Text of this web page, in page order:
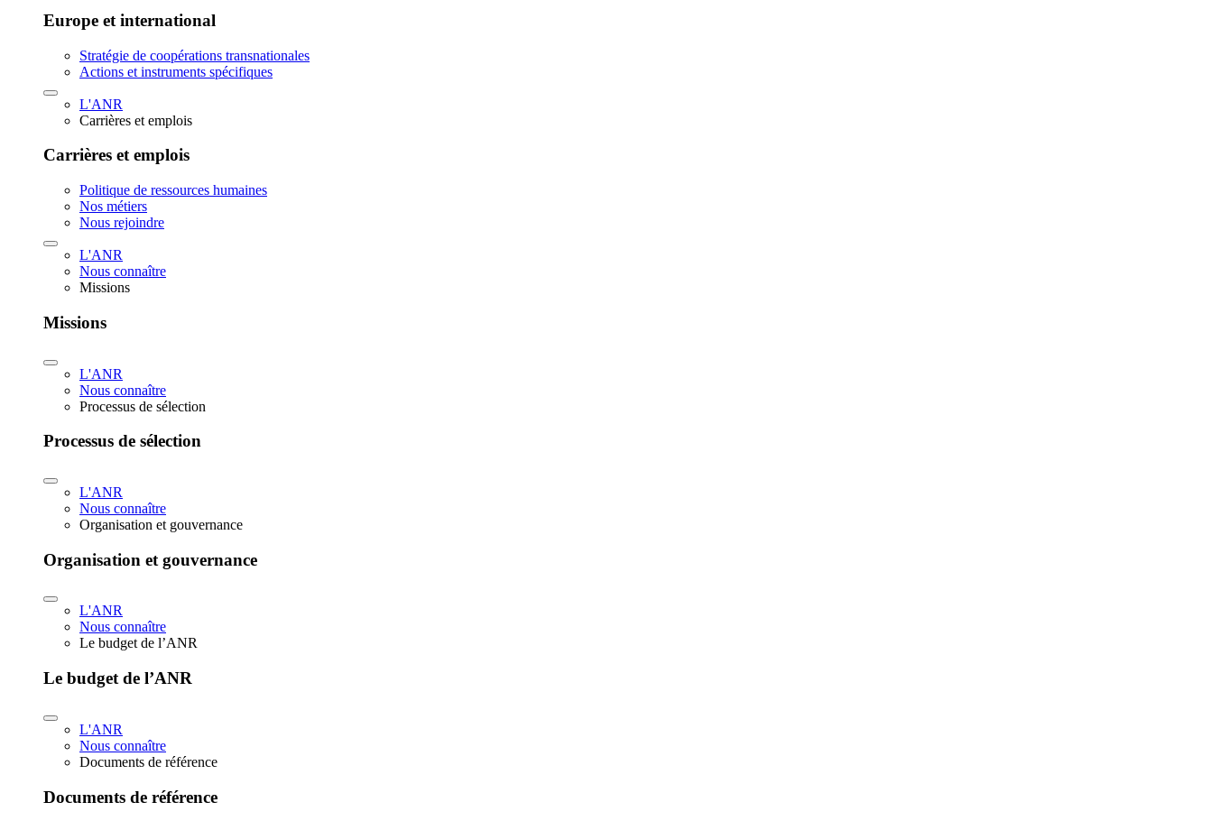
Europe et international
Stratégie de coopérations transnationales
Actions et instruments spécifiques
L'ANR
Carrières et emplois
Carrières et emplois
Politique de ressources humaines
Nos métiers
Nous rejoindre
L'ANR
Nous connaître
Missions
Missions
L'ANR
Nous connaître
Processus de sélection
Processus de sélection
L'ANR
Nous connaître
Organisation et gouvernance
Organisation et gouvernance
L'ANR
Nous connaître
Le budget de l’ANR
Le budget de l’ANR
L'ANR
Nous connaître
Documents de référence
Documents de référence